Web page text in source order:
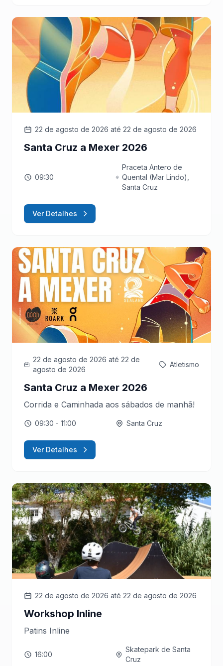
22 de agosto de 2026 até 22 de agosto de 2026
Santa Cruz a Mexer 2026
09:30
Praceta Antero de
Quental (Mar Lindo),
Santa Cruz
Ver Detalhes
22 de agosto de 2026 até 22 de
agosto de 2026
Atletismo
Santa Cruz a Mexer 2026
Corrida e Caminhada aos sábados de manhã!
09:30 - 11:00 Santa Cruz
Ver Detalhes
22 de agosto de 2026 até 22 de agosto de 2026
Workshop Inline
Patins Inline
16:00
Skatepark de Santa
Cruz